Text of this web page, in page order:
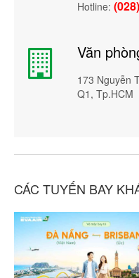
Hotline:
Văn
173 Nguyễn
Q1, Tp.HCM
CÁC TUYẾN BAY